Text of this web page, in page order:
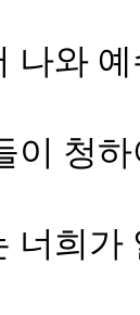
나와
이 청
너희